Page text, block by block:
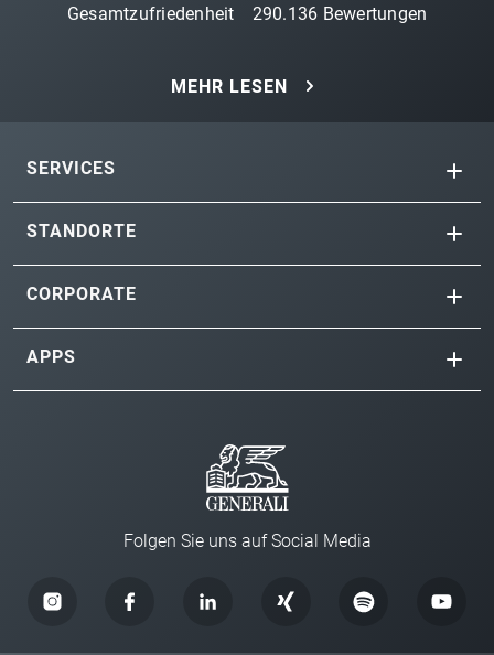
Gesamtzufriedenheit 290.136 Bewertungen
MEHR LESEN
SERVICES
STANDORTE
CORPORATE
APPS
Folgen Sie uns auf Social Media